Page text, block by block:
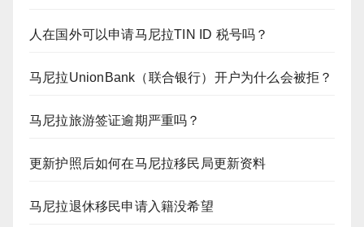
人在国外可以申请马尼拉TIN ID 税号吗？
马尼拉UnionBank（联合银行）开户为什么会被拒？
马尼拉旅游签证逾期严重吗？
更新护照后如何在马尼拉移民局更新资料
马尼拉退休移民申请入籍没希望